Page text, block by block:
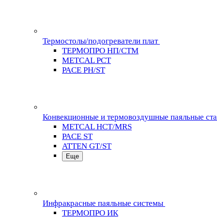
Термостолы/подогреватели плат
ТЕРМОПРО НП/СТМ
METCAL PCT
PACE PH/ST
Конвекционные и термовоздушные паяльные
METCAL HCT/MRS
PACE ST
ATTEN GT/ST
Еще
Инфракрасные паяльные системы
ТЕРМОПРО ИК